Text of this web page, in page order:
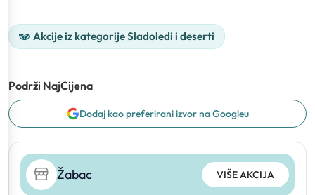
Akcije iz kategorije Sladoledi i deserti
Podrži NajCijena
Dodaj kao preferirani izvor na Googleu
Žabac VIŠE AKCIJA